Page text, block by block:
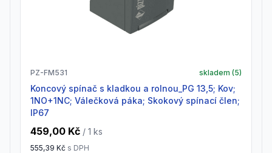
PZ-FM531 skladem (5)
Koncový spínač s kladkou a rolnou_PG 13,5; Kov;
1NO+1NC; Válečková páka; Skokový spínací člen;
IP67
459,00 Kč / 1 ks
555,39 Kč s DPH